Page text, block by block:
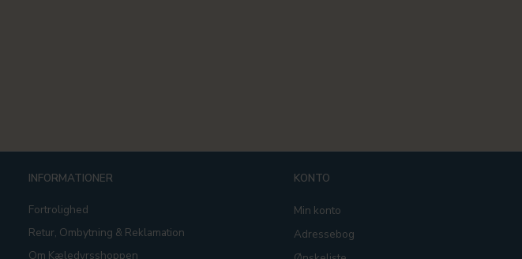
INFORMATIONER
Fortrolighed
Retur, Ombytning & Reklamation
Om Kæledyrsshoppen
KONTO
Min konto
Adressebog